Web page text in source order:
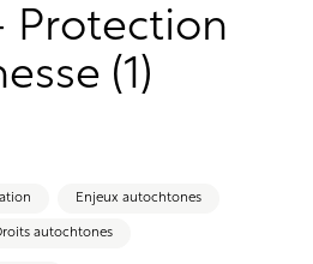
Protection
(1)
Enjeux autochtones
autochtones